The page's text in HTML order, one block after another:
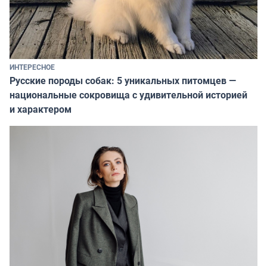
ИНТЕРЕСНОЕ
Русские породы собак: 5 уникальных питомцев —
национальные сокровища с удивительной историей
и характером